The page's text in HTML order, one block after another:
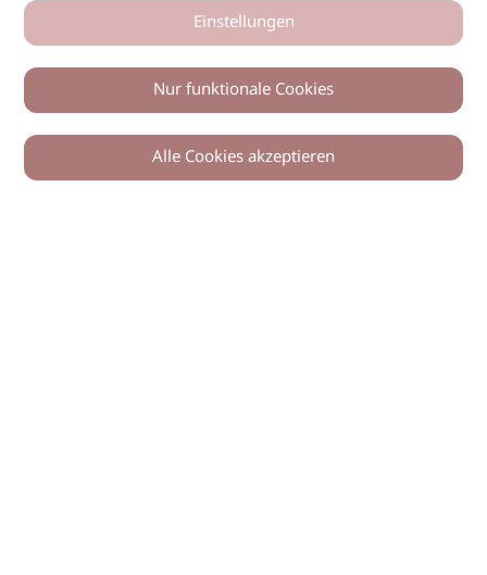
Einstellungen
Nur funktionale Cookies
Alle Cookies akzeptieren